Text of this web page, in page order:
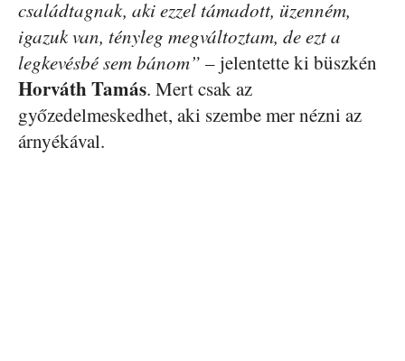
családtagnak, aki ezzel támadott, üzenném,
igazuk van, tényleg megváltoztam, de ezt a
legkevésbé sem bánom” – jelentette ki büszkén
Horváth Tamás. Mert csak az
győzedelmeskedhet, aki szembe mer nézni az
árnyékával.